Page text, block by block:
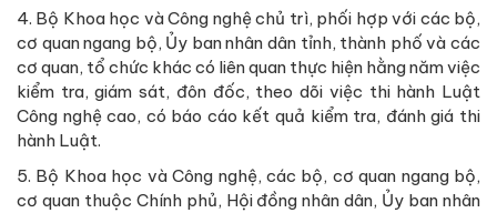
4. Bộ Khoa học và Công nghệ chủ trì, phối hợp với các bộ,
cơ quan ngang bộ, Ủy ban nhân dân tỉnh, thành phố và các
cơ quan, tổ chức khác có liên quan thực hiện hằng năm việc
kiểm tra, giám sát, đôn đốc, theo dõi việc thi hành Luật
Công nghệ cao, có báo cáo kết quả kiểm tra, đánh giá thi
hành Luật.
5. Bộ Khoa học và Công nghệ, các bộ, cơ quan ngang bộ,
cơ quan thuộc Chính phủ, Hội đồng nhân dân, Ủy ban nhân